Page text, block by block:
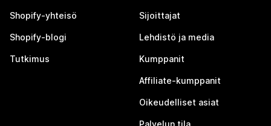
Shopify-yhteisö
Shopify-blogi
Tutkimus
Sijoittajat
Lehdistö ja media
Kumppanit
Affiliate-kumppanit
Oikeudelliset asiat